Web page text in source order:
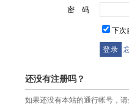
密 码
下次
还没有注册吗？
如果还没有本站的通行帐号，